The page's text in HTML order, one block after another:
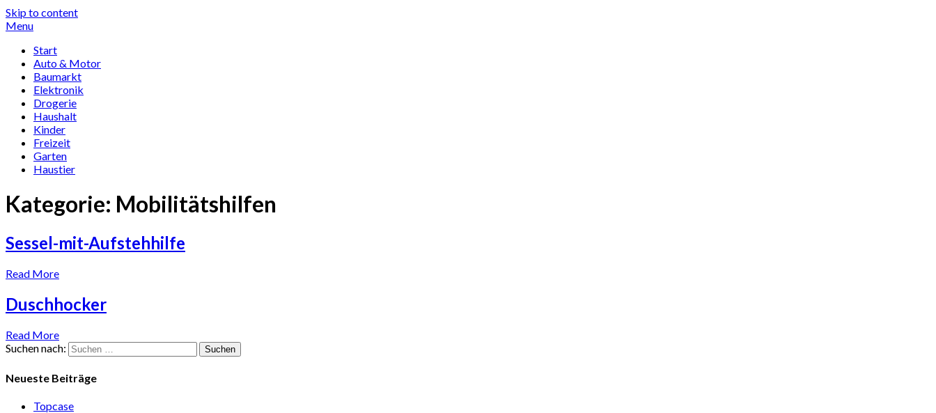
Skip to content
Menu
Start
Auto & Motor
Baumarkt
Elektronik
Drogerie
Haushalt
Kinder
Freizeit
Garten
Haustier
Kategorie: Mobi­li­täts­hilfen
Sessel-mit-Aufstehhilfe
Read More
Duschhocker
Read More
Suchen nach:
Neueste Beiträge
Topcase